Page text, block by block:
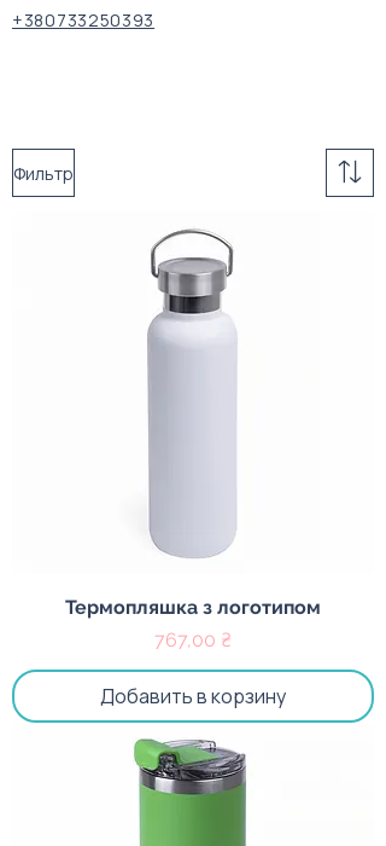
+380733250393
Фильтр
Термопляшка з логотипом
Цена
767,00 ₴
Добавить в корзину